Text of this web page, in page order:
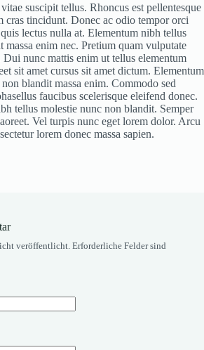
suscipit tellus. Rhoncus est pellentesque
cras tincidunt. Donec ac odio tempor orci
lectus nulla at. Elementum nibh tellus
massa enim nec. Pretium quam vulputate
Dui nunc mattis enim ut tellus elementum
sit amet cursus sit amet dictum. Elementum
blandit massa enim. Commodo sed
faucibus scelerisque eleifend donec.
tellus molestie nunc non blandit. Semper
Vel turpis nunc eget lorem dolor. Arcu
lorem donec massa sapien.
veröffentlicht. Erforderliche Felder sind